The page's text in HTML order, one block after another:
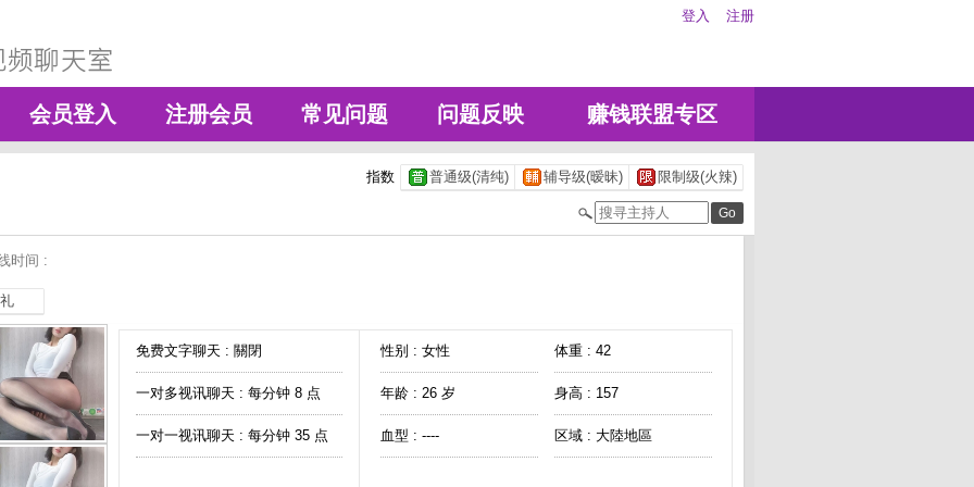
登入 注册
会员登入 注册会员 常见问题 问题反映 赚钱联盟专区
指数 普通级(清纯) 辅导级(暧昧) 限制级(火辣)
时间 :
免费文字聊天 : 關閉
一对多视讯聊天 : 每分钟 8 点
一对一视讯聊天 : 每分钟 35 点
性别 : 女性 体重 : 42
年龄 : 26 岁 身高 : 157
血型 : ---- 区域 : 大陸地區